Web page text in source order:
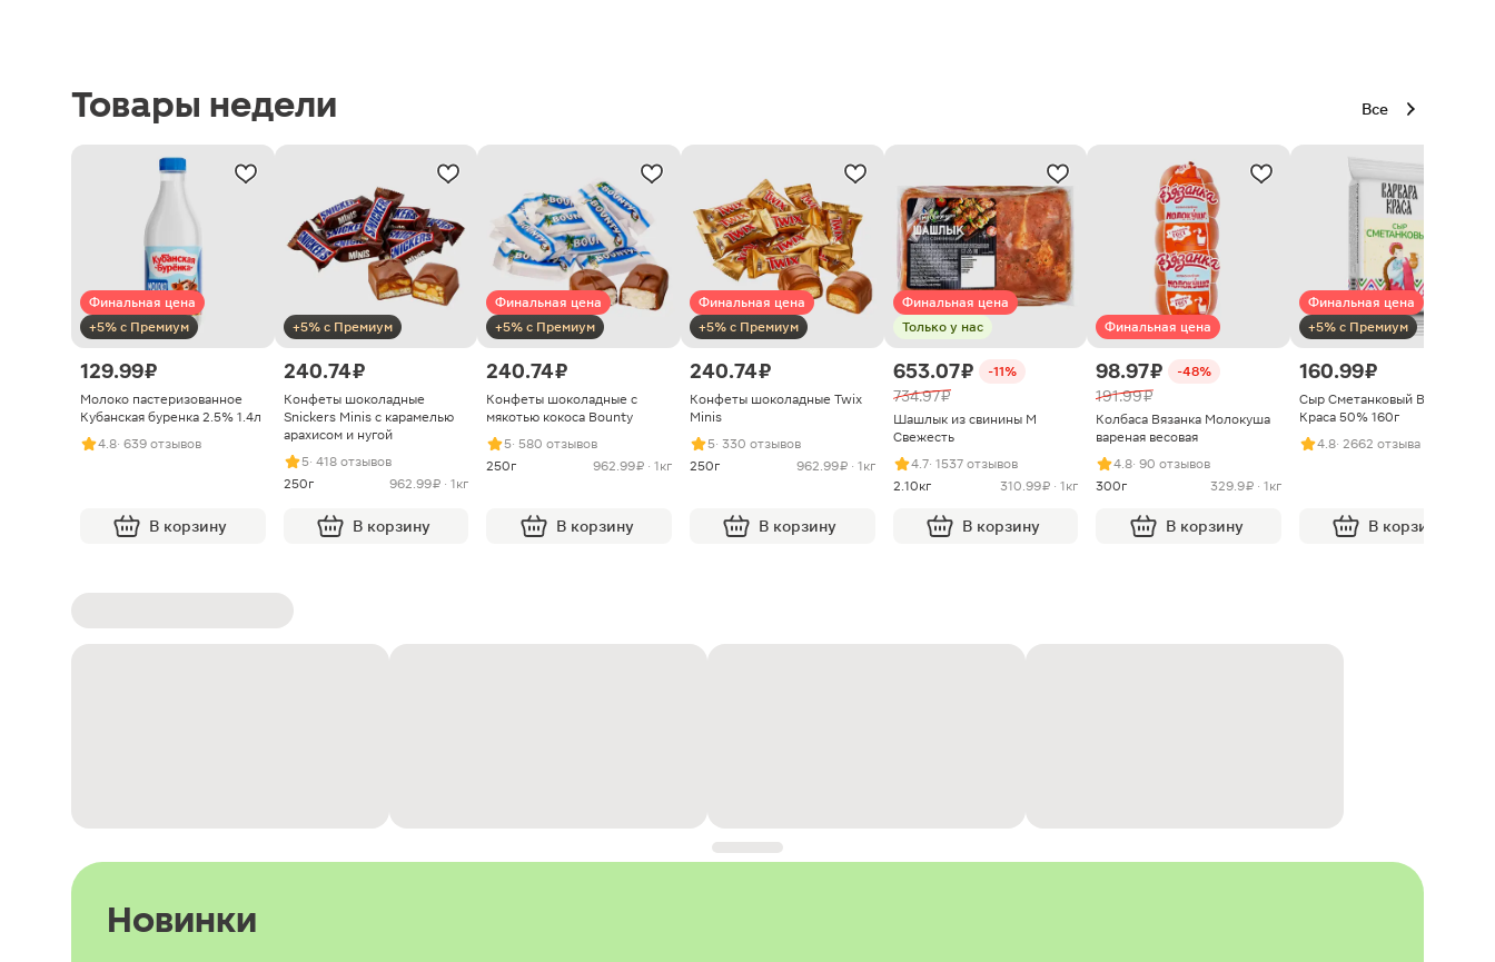
Товары недели Все
Финальная цена
+5% с Премиум
129.99 ₽
Молоко пастеризованное
Кубанская буренка 2.5% 1.4л
4.8· 639 отзывов
В корзину
+5% с Премиум
240.74 ₽
Конфеты шоколадные
Snickers Minis с карамелью
арахисом и нугой
5· 418 отзывов
250г
962.99 ₽ · 1кг
В корзину
Финальная цена
+5% с Премиум
240.74 ₽
Конфеты шоколадные с
мякотью кокоса Bounty
5· 580 отзывов
250г
962.99 ₽ · 1кг
В корзину
Финальная цена
+5% с Премиум
240.74 ₽
Конфеты шоколадные Twix
Minis
5· 330 отзывов
250г
962.99 ₽ · 1кг
В корзину
Финальная цена
Только у нас
653.07 ₽ -11%
734.97 ₽
Шашлык из свинины М
Свежесть
4.7· 1537 отзывов
2.10кг
310.99 ₽ · 1кг
В корзину
Финальная цена
98.97 ₽ -48%
191.99 ₽
Колбаса Вязанка Молокуша
вареная весовая
4.8· 90 отзывов
300г
329.9 ₽ · 1кг
В корзину
Финальная цена
+5% с Премиум
160.99 ₽
Сыр Сметанковый Варвара
Краса 50% 160г
4.8· 2662 отзыва
В корзину
Новинки